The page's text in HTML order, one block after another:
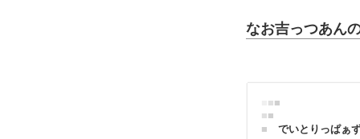
なお吉っつあん
■■
■■
■
でいとりっぱぁ